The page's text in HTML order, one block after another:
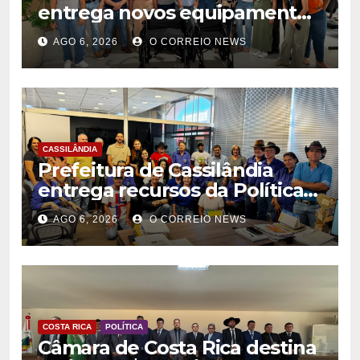
entrega novos equipamentos
para fortalecer atendimento
na rede municipal de saúde
AGO 6, 2026 O CORREIO NEWS
CASSILÂNDIA
Prefeitura de Cassilândia
entrega recursos da Política
Nacional Aldir Blanc a
agentes culturais
AGO 6, 2026 O CORREIO NEWS
COSTA RICA POLÍTICA
Câmara de Costa Rica destina